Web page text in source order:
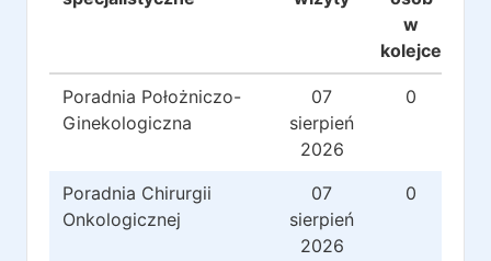
w
kolejce
Poradnia Położniczo-
Ginekologiczna
07
sierpień
2026
0
Poradnia Chirurgii
Onkologicznej
07
sierpień
2026
0